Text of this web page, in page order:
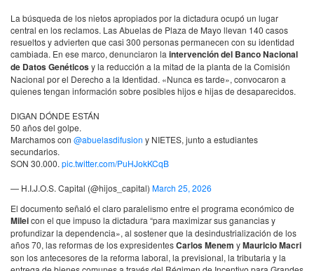
La búsqueda de los nietos apropiados por la dictadura ocupó un lugar
central en los reclamos. Las Abuelas de Plaza de Mayo llevan 140 casos
resueltos y advierten que casi 300 personas permanecen con su identidad
cambiada. En ese marco, denunciaron la intervención del Banco Nacional
de Datos Genéticosy la reducción a la mitad de la planta de la Comisión
Nacional por el Derecho a la Identidad. «Nunca es tarde», convocaron a
quienes tengan información sobre posibles hijos e hijas de desaparecidos.
DIGAN DÓNDE ESTÁN
50 años del golpe.
Marchamos con @abuelasdifusion y NIETES, junto a estudiantes
secundarios.
SON 30.000. pic.twitter.com/PuHJokKCqB
— H.I.J.O.S. Capital (@hijos_capital) March 25, 2026
El documento señaló el claro paralelismo entre el programa económico de
Mileicon el que impuso la dictadura “para maximizar sus ganancias y
profundizar la dependencia», al sostener que la desindustrialización de los
años 70, las reformas de los expresidentesCarlos Menem yMauricio Macri
son los antecesores de la reforma laboral, la previsional, la tributaria y la